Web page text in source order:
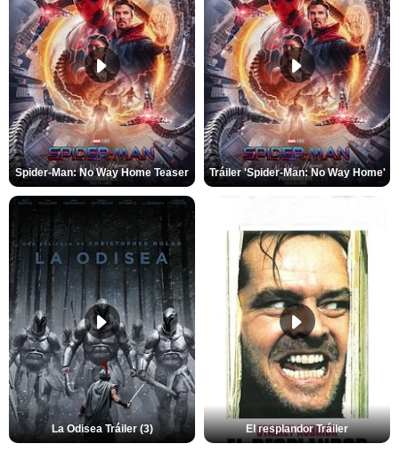
Spider-Man: No Way Home Teaser Tráiler 'Spider-Man: No Way Home'
La Odisea Tráiler (3) El resplandor Tráiler